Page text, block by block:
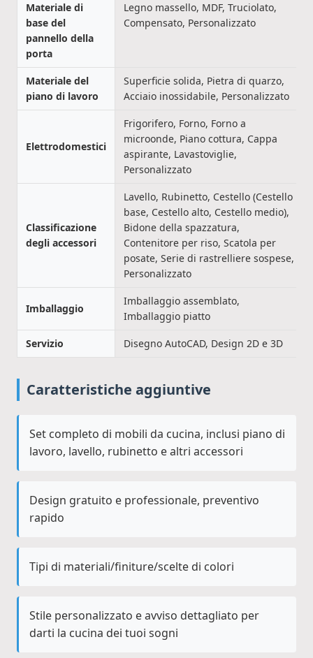
Materiale di
base del
pannello della
porta
Legno massello, MDF, Truciolato,
Compensato, Personalizzato
Materiale del
piano di lavoro
Superficie solida, Pietra di quarzo,
Acciaio inossidabile, Personalizzato
Elettrodomestici
Frigorifero, Forno, Forno a
microonde, Piano cottura, Cappa
aspirante, Lavastoviglie,
Personalizzato
Classificazione
degli accessori
Lavello, Rubinetto, Cestello (Cestello
base, Cestello alto, Cestello medio),
Bidone della spazzatura,
Contenitore per riso, Scatola per
posate, Serie di rastrelliere sospese,
Personalizzato
Imballaggio
Imballaggio assemblato,
Imballaggio piatto
Servizio Disegno AutoCAD, Design 2D e 3D
Caratteristiche aggiuntive
Set completo di mobili da cucina, inclusi piano di
lavoro, lavello, rubinetto e altri accessori
Design gratuito e professionale, preventivo
rapido
Tipi di materiali/finiture/scelte di colori
Stile personalizzato e avviso dettagliato per
darti la cucina dei tuoi sogni